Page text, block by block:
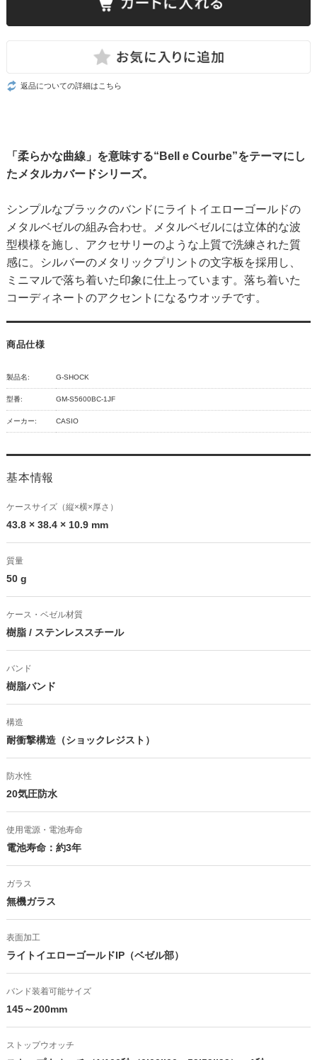
返品についての詳細はこちら
「柔らかな曲線」を意味する“Bell e Courbe”をテーマにし
たメタルカバードシリーズ。
シンプルなブラックのバンドにライトイエローゴールドの
メタルベゼルの組み合わせ。メタルベゼルには立体的な波
型模様を施し、アクセサリーのような上質で洗練された質
感に。シルバーのメタリックプリントの文字板を採用し、
ミニマルで落ち着いた印象に仕上っています。落ち着いた
コーディネートのアクセントになるウオッチです。
商品仕様
製品名: G-SHOCK
型番: GM-S5600BC-1JF
メーカー: CASIO
基本情報
ケースサイズ（縦×横×厚さ）
43.8 × 38.4 × 10.9 mm
質量
50 g
ケース・ベゼル材質
樹脂 / ステンレススチール
バンド
樹脂バンド
構造
耐衝撃構造（ショックレジスト）
防水性
20気圧防水
使用電源・電池寿命
電池寿命：約3年
ガラス
無機ガラス
表面加工
ライトイエローゴールドIP（ベゼル部）
バンド装着可能サイズ
145～200mm
ストップウオッチ